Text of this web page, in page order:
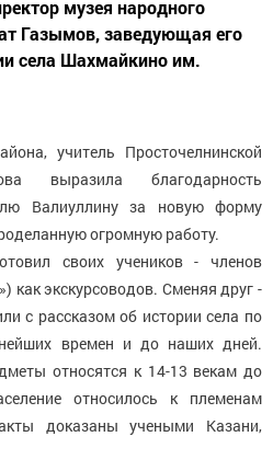
музея народного
Газымов, заведующая его
села Шахмайкино им.
учитель Просточелнинской
выразила благодарность
Валиуллину за новую форму
огромную работу.
своих учеников - членов
как экскурсоводов. Сменяя друг -
с рассказом об истории села по
времен и до наших дней.
относятся к 14-13 векам до
относилось к племенам
доказаны учеными Казани,